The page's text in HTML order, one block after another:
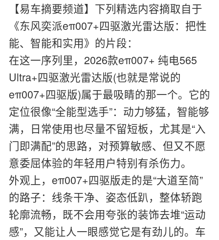
【易车摘要频道】下列精选内容摘取自于
《东风奕派eπ007+四驱激光雷达版：把性
能、智能和实用》的片段：
在这一序列里，2026款eπ007+ 纯电565
Ultra+四驱激光雷达版(也就是常说的
eπ007+四驱版)属于最吸睛的那一个。它的
定位很像“全能型选手”：动力够猛，智能够
满，日常使用也尽量不留短板，尤其是“入
门即满配”的思路，对预算敏感、但又不愿
意委屈体验的年轻用户特别有杀伤力。
外观上，eπ007+四驱版走的是“大道至简”
的路子：线条干净、姿态低趴，整体轿跑
轮廓流畅，既不会用夸张的装饰去堆“运动
感”，又能让人一眼感觉它是有劲儿的。车